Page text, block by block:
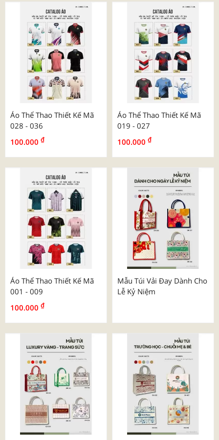
Áo Thể Thao Thiết Kế Mã
028 - 036
100.000 ₫
Áo Thể Thao Thiết Kế Mã
019 - 027
100.000 ₫
Áo Thể Thao Thiết Kế Mã
001 - 009
100.000 ₫
Mẫu Túi Vải Đay Dành Cho
Lễ Kỷ Niệm